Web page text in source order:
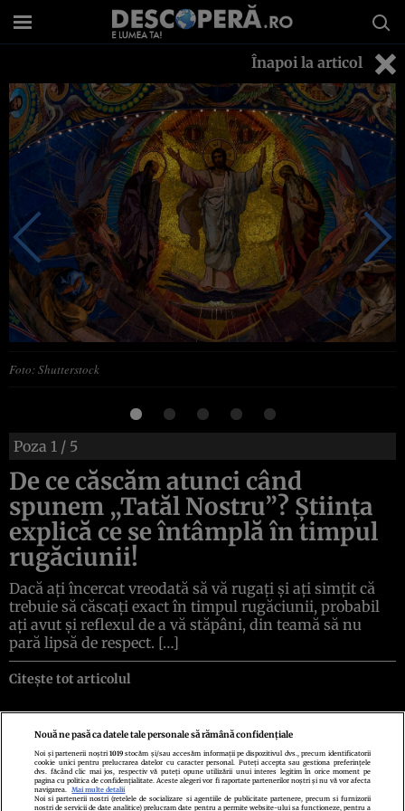
Înapoi la articol
Foto: Shutterstock
Poza 1 / 5
De ce căscăm atunci când
spunem „Tatăl Nostru”? Știința
explică ce se întâmplă în timpul
rugăciunii!
Dacă ați încercat vreodată să vă rugați și ați simțit că
trebuie să căscați exact în timpul rugăciunii, probabil
ați avut și reflexul de a vă stăpâni, din teamă să nu
pară lipsă de respect. […]
Citește tot articolul
Politica de confidenţialitate Politica de cookiesTermeni şi condiţii
Echipa redacționalăContactSetări Cookies
Nouă ne pasă ca datele tale personale să rămână confidențiale
Noi și partenerii noștri1019 stocăm și/sau accesăm informații pe dispozitivul dvs., precum identificatorii
cookie unici pentru prelucrarea datelor cu caracter personal. Puteți accepta sau gestiona preferințele
dvs. făcând clic mai jos, respectiv vă puteți opune utilizării unui interes legitim în orice moment pe
pagina cu politica de confidențialitate. Aceste alegeri vor fi raportate partenerilor noștri și nu vă vor afecta
navigarea.
Mai multe detalii
Noi si partenerii nostri (retelele de socializare si agentiile de publicitate partenere, precum si furnizorii
nostri de servicii de date analitice) prelucram date pentru a permite website-ului sa functioneze, pentru a